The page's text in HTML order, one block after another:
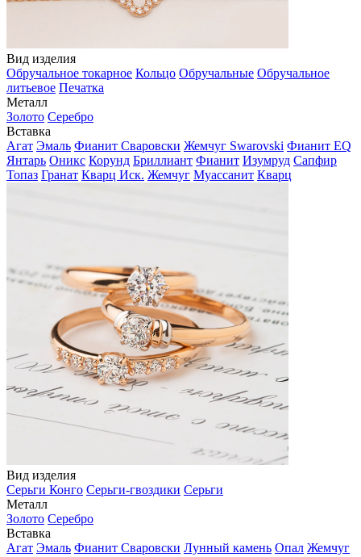
Вид изделия
Обручальное токарное Кольцо Обручальные Обручальное
литьевое Печатка
Металл
Золото Серебро
Вставка
Агат Эмаль Фианит Сваровски Жемчуг Swarovski Фианит EQ
Янтарь Оникс Корунд Бриллиант Фианит Изумруд Сапфир
Топаз Гранат Кварц Иск. Жемчуг Муассанит Кварц
Вид изделия
Серьги Конго Серьги-гвоздики Серьги
Металл
Золото Серебро
Вставка
Агат Эмаль Фианит Сваровски Лунный камень Опал Жемчуг